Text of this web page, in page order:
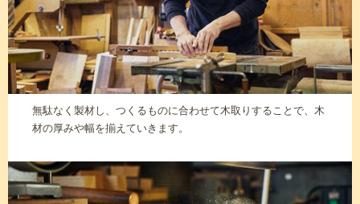
無駄なく製材し、つくるものに合わせて木取りすることで、木
材の厚みや幅を揃えていきます。